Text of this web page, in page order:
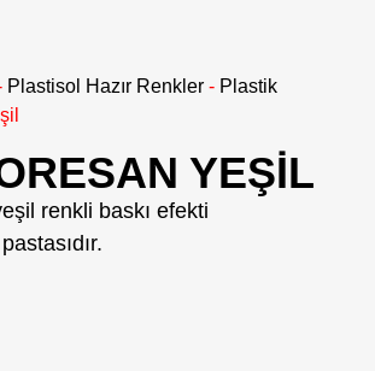
Plastisol Hazır Renkler - Plastik
YEŞIL
renkli baskı efekti